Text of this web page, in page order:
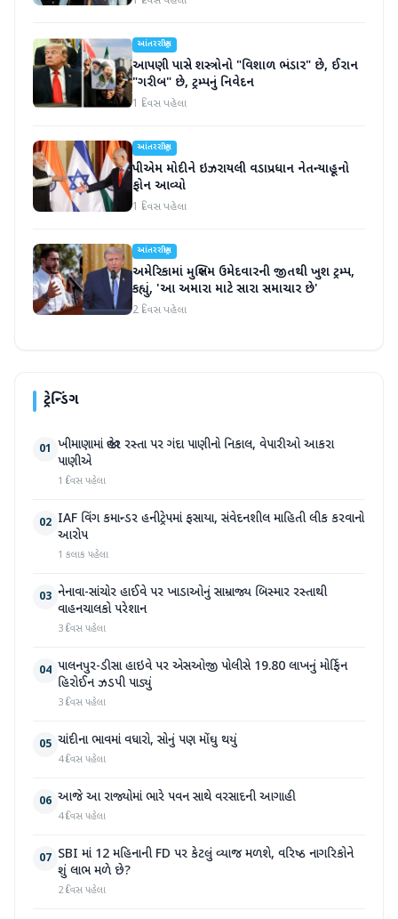
આંતરરાષ્ટ્રીય
આપણી પાસે શસ્ત્રોનો "વિશાળ ભંડાર" છે, ઈરાન
"ગરીબ" છે, ટ્રમ્પનું નિવેદન
1 દિવસ પહેલા
આંતરરાષ્ટ્રીય
પીએમ મોદીને ઇઝરાયલી વડાપ્રધાન નેતન્યાહૂનો
ફોન આવ્યો
1 દિવસ પહેલા
આંતરરાષ્ટ્રીય
અમેરિકામાં મુસ્લિમ ઉમેદવારની જીતથી ખુશ ટ્રમ્પ,
કહ્યું, 'આ અમારા માટે સારા સમાચાર છે'
2 દિવસ પહેલા
ટ્રેન્ડિંગ
01 ખીમાણામાં જાહેર રસ્તા પર ગંદા પાણીનો નિકાલ, વેપારીઓ આકરા
પાણીએ
1 દિવસ પહેલા
02 IAF વિંગ કમાન્ડર હનીટ્રેપમાં ફસાયા, સંવેદનશીલ માહિતી લીક કરવાનો
આરોપ
1 કલાક પહેલા
03 નેનાવા-સાંચોર હાઈવે પર ખાડાઓનું સામ્રાજ્ય બિસ્માર રસ્તાથી
વાહનચાલકો પરેશાન
3 દિવસ પહેલા
04 પાલનપુર-ડીસા હાઇવે પર એસઓજી પોલીસે 19.80 લાખનું મોર્ફિન
હિરોઈન ઝડપી પાડ્યું
3 દિવસ પહેલા
05 ચાંદીના ભાવમાં વધારો, સોનું પણ મોંઘુ થયું
4 દિવસ પહેલા
06 આજે આ રાજ્યોમાં ભારે પવન સાથે વરસાદની આગાહી
4 દિવસ પહેલા
07 SBI માં 12 મહિનાની FD પર કેટલું વ્યાજ મળશે, વરિષ્ઠ નાગરિકોને
શું લાભ મળે છે?
2 દિવસ પહેલા